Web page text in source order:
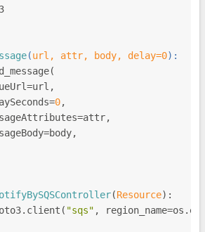
(url, attr, body, delay=0):
0,
(Resource):
"sqs" ,